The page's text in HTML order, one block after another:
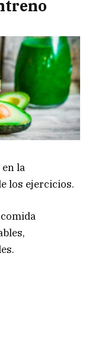
la
los ejercicios.